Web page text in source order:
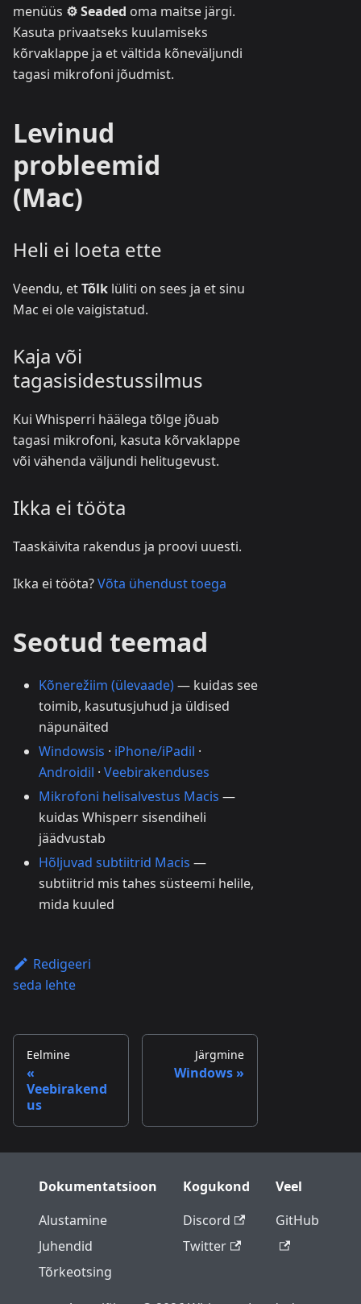
menüüs ⚙ Seaded oma maitse järgi.
Kasuta privaatseks kuulamiseks
kõrvaklappe ja et vältida kõneväljundi
tagasi mikrofoni jõudmist.
Levinud
probleemid
(Mac)
Heli ei loeta ette
Veendu, etTõlk lüliti on sees ja et sinu
Mac ei ole vaigistatud.
Kaja või
tagasisidestussilmus
Kui Whisperri häälega tõlge jõuab
tagasi mikrofoni, kasuta kõrvaklappe
või vähenda väljundi helitugevust.
Ikka ei tööta
Taaskäivita rakendus ja proovi uuesti.
Ikka ei tööta?Võta ühendust toega
Seotud teemad
Kõnerežiim (ülevaade)— kuidas see
toimib, kasutusjuhud ja üldised
näpunäited
Windowsis · iPhone/iPadil ·
Androidil · Veebirakenduses
Mikrofoni helisalvestus Macis —
kuidas Whisperr sisendiheli
jäädvustab
Hõljuvad subtiitrid Macis —
subtiitrid mis tahes süsteemi helile,
mida kuuled
Redigeeri
seda lehte
Eelmine
Veebirakend
us
Järgmine
Windows
Dokumentatsioon
Alustamine
Juhendid
Tõrkeotsing
Kogukond
Discord
Twitter
Veel
GitHub